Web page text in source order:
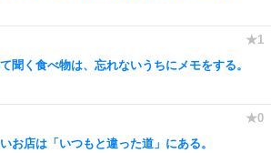
聞く食べ物は、忘れないうちにメモをする。
お店は「いつもと違った道」にある。